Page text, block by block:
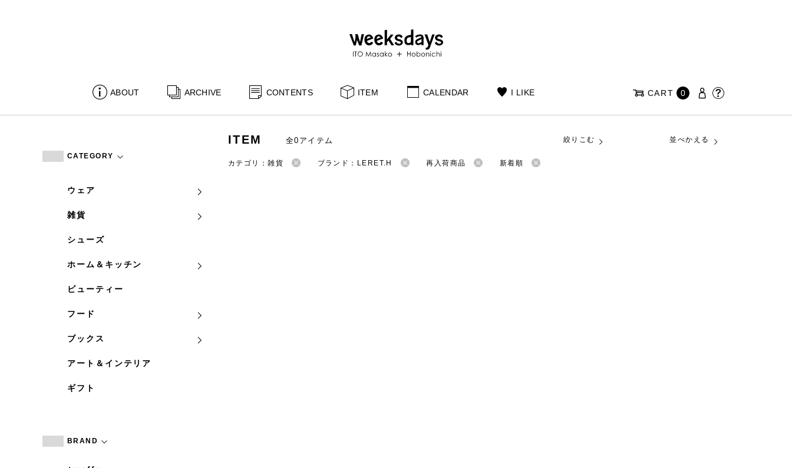
ABOUT ARCHIVE CONTENTS ITEM CALENDAR I LIKE CART 0
CATEGORY
ウェア
雑貨
シューズ
ホーム＆キッチン
ビューティー
フード
ブックス
アート＆インテリア
ギフト
BRAND
ITEM 全0アイテム 絞りこむ 並べかえる
カテゴリ：雑貨 ブランド：LERET.H 再入荷商品 新着順